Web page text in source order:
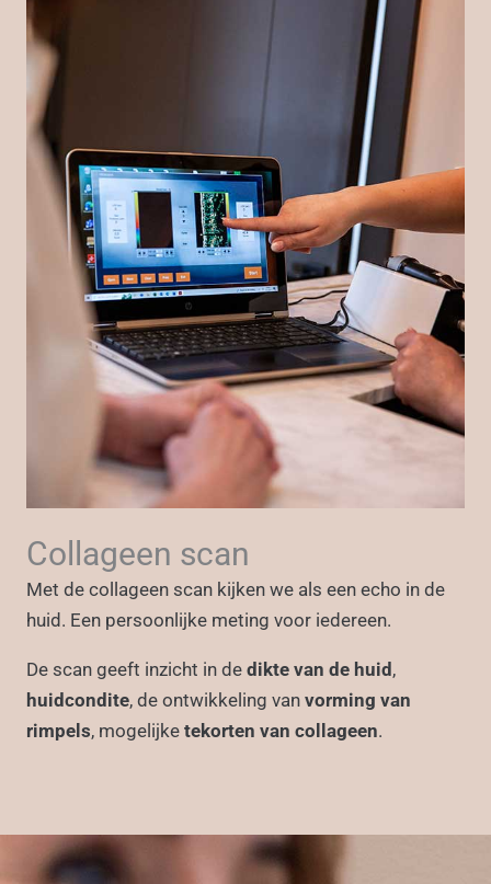
Collageen scan
Met de collageen scan kijken we als een echo in de
huid. Een persoonlijke meting voor iedereen.
De scan geeft inzicht in de dikte van de huid,
huidcondite, de ontwikkeling van vorming van
rimpels, mogelijke tekorten van collageen.